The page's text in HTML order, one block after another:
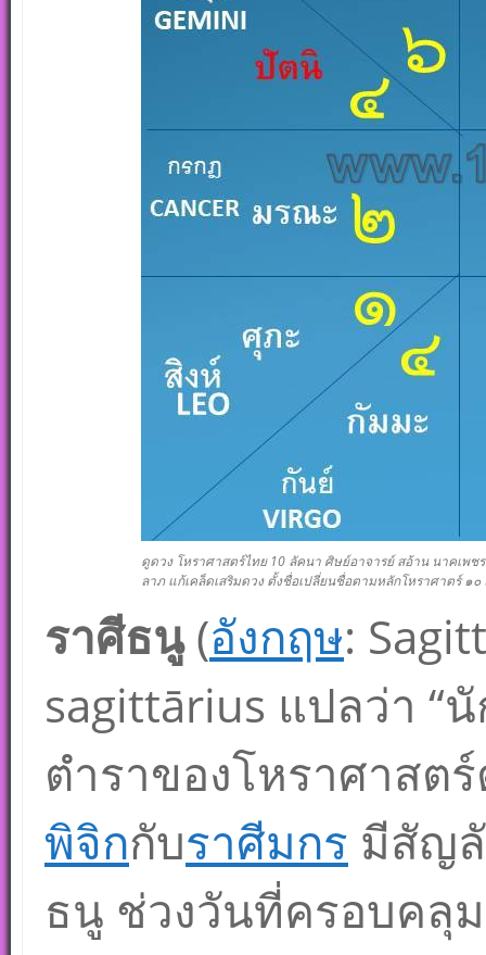
ดูดวง โหราศาสตร์ไทย 10 ลัคนา ศิษย์อาจารย์ สอ้าน นาคเพ
ลาภ แก้เคล็ดเสริมดวง ตั้งชื่อเปลี่ยนชื่อตามหลักโหราศาตร์ ๑
ราศีธนู(อังกฤษ:
sagittārius แปลว่า “
ตำราของโหราศาสต
พิจิกกับราศีมกร มีสัญ
ธนู ช่วงวันที่ครอบคลุ